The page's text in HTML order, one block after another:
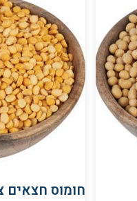
חומוס חצאים